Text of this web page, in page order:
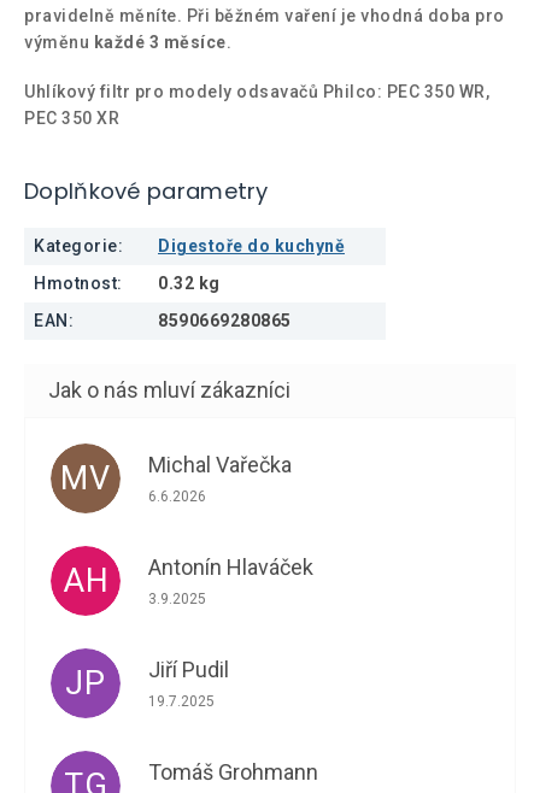
pravidelně měníte. Při běžném vaření je vhodná doba pro
výměnu každé 3 měsíce.
Uhlíkový filtr pro modely odsavačů Philco: PEC 350 WR,
PEC 350 XR
Doplňkové parametry
Kategorie:
Digestoře do kuchyně
Hmotnost:
0.32 kg
EAN: 8590669280865
MV Michal Vařečka
Hodnocení obchodu je 5 z 5 hvězdiček.
6.6.2026
AH Antonín Hlaváček
Hodnocení obchodu je 5 z 5 hvězdiček.
3.9.2025
JP Jiří Pudil
Hodnocení obchodu je 5 z 5 hvězdiček.
19.7.2025
TG Tomáš Grohmann